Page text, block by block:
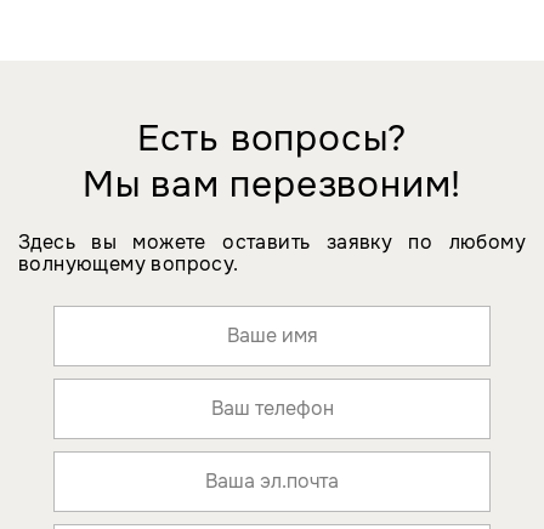
Есть вопросы?
Мы вам перезвоним!
Здесь вы можете оставить заявку по любому
волнующему вопросу.